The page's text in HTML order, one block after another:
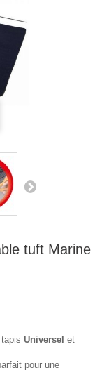
tuft Marine
Universel et
pour une